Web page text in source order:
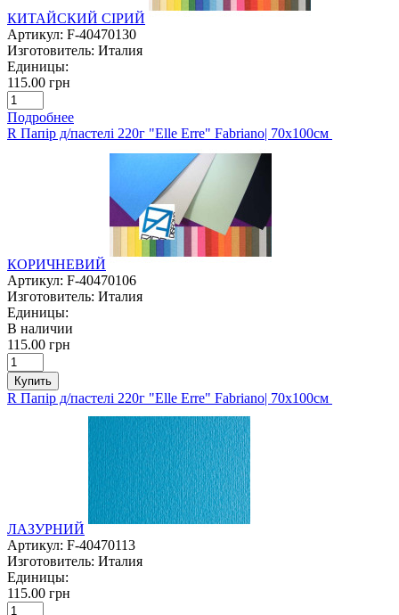
КИТАЙСКИЙ СІРИЙ
Артикул: F-40470130
Изготовитель: Италия
Единицы:
115.00 грн
Подробнее
R Папір д/пастелі 220г "Elle Erre" Fabriano| 70х100см
КОРИЧНЕВИЙ
Артикул: F-40470106
Изготовитель: Италия
Единицы:
В наличии
115.00 грн
Купить
R Папір д/пастелі 220г "Elle Erre" Fabriano| 70х100см
ЛАЗУРНИЙ
Артикул: F-40470113
Изготовитель: Италия
Единицы:
115.00 грн